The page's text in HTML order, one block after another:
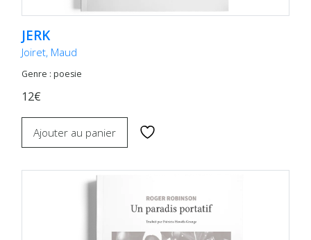
JERK
Joiret, Maud
Genre : poesie
12€
Ajouter au panier